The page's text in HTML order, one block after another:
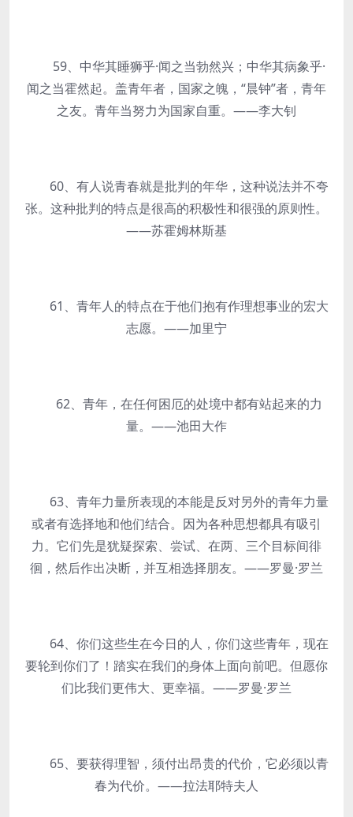
59、中华其睡狮乎·闻之当勃然兴；中华其病象乎·
闻之当霍然起。盖青年者，国家之魄，“晨钟”者，青年
之友。青年当努力为国家自重。——李大钊
60、有人说青春就是批判的年华，这种说法并不夸
张。这种批判的特点是很高的积极性和很强的原则性。
——苏霍姆林斯基
61、青年人的特点在于他们抱有作理想事业的宏大
志愿。——加里宁
62、青年，在任何困厄的处境中都有站起来的力
量。——池田大作
63、青年力量所表现的本能是反对另外的青年力量
或者有选择地和他们结合。因为各种思想都具有吸引
力。它们先是犹疑探索、尝试、在两、三个目标间徘
徊，然后作出决断，并互相选择朋友。——罗曼·罗兰
64、你们这些生在今日的人，你们这些青年，现在
要轮到你们了！踏实在我们的身体上面向前吧。但愿你
们比我们更伟大、更幸福。——罗曼·罗兰
65、要获得理智，须付出昂贵的代价，它必须以青
春为代价。——拉法耶特夫人